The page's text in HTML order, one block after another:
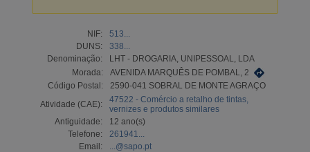
NIF:
513...
DUNS:
338...
Denominação:
LHT - DROGARIA, UNIPESSOAL, LDA
Morada:
AVENIDA MARQUÊS DE POMBAL, 2
Código Postal:
2590-041 SOBRAL DE MONTE AGRAÇO
Atividade (CAE):
47522 - Comércio a retalho de tintas,
vernizes e produtos similares
Antiguidade:
12 ano(s)
Telefone:
261941...
Email:
...@sapo.pt